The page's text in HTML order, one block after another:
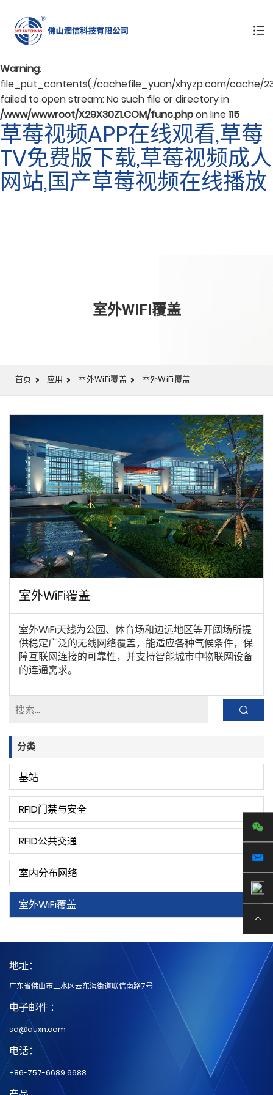
Warning: mkdir(): No space left on device in
/www/wwwroot/X29X30Z1.COM/func.php
Warning:
file_put_contents(./cachefile_yuan/xhyzp.com/cache/
failed to open stream: No such file or directory in
/www/wwwroot/X29X30Z1.COM/func.phpon line115
草莓视频APP在线观看,草莓
TV免费版下载,草莓视频成人
网站,国产草莓视频在线播放
室外WIFI覆盖
首页 应用 室外WiFi覆盖 室外WiFi覆盖
室外WiFi覆盖
室外WiFi天线为公园、体育场和边远地区等开阔场所提
供稳定广泛的无线网络覆盖，能适应各种气候条件，保
障互联网连接的可靠性，并支持智能城市中物联网设备
的连通需求。
分类
基站
RFID门禁与安全
RFID公共交通
室内分布网络
室外WiFi覆盖
地址：
广东省佛山市三水区云东海街道联信南路7号
电子邮件 ：
sd@auxn.com
电话：
+86-757-6689 6688